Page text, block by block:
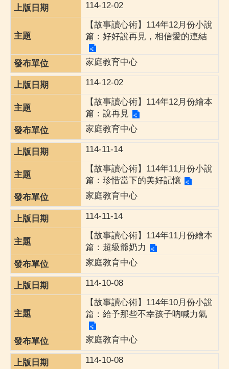
114-12-02
【故事讀心術】114年12月份小說
篇：好好說再見，相信愛的連結
家庭教育中心
114-12-02
【故事讀心術】114年12月份繪本
篇：說再見
家庭教育中心
114-11-14
【故事讀心術】114年11月份小說
篇：珍惜當下的美好記憶
家庭教育中心
114-11-14
【故事讀心術】114年11月份繪本
篇：超級爺奶力
家庭教育中心
114-10-08
【故事讀心術】114年10月份小說
篇：給予那些不幸孩子吶喊力氣
家庭教育中心
114-10-08